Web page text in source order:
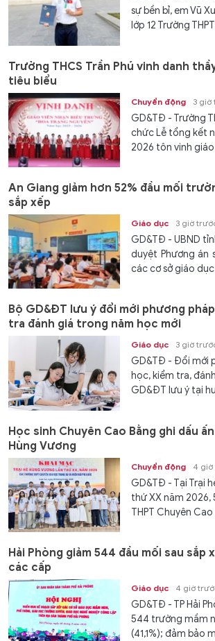
sự bền bỉ, em Vũ
lớp 12 Trường
Trường THCS Trần Phú vinh danh
tiêu biểu
Chuyển động 3 giờ
GD&TĐ - Trường
chức Lễ tổng kết
2026 tôn vinh
An Giang giảm hơn 52% đầu mối
sắp xếp
Giáo dục 3 giờ
GD&TĐ - UBND
duyệt Phương án
các cơ sở giáo
Bộ GD&ĐT lưu ý đổi mới phương
tra đánh giá trong năm học mới
Giáo dục 3 giờ
GD&TĐ - Đổi mới
học, kiểm tra,
GD&ĐT lưu ý tại
Học sinh Chuyên Cao Bằng ghi dấu
Hùng Vương
Chuyển động 4
GD&TĐ - Tại Trại
thứ XX năm 2026,
THPT Chuyên
Hải Phòng giảm 544 đầu mối sau
các cấp
Giáo dục 4 giờ
GD&TĐ - TP Hải
544 trường mầm
(41,1%); đảm bảo